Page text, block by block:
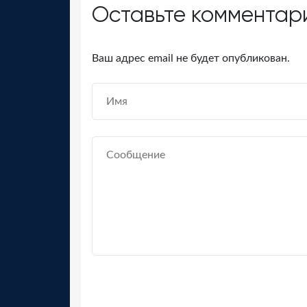
Оставьте
Ваш адрес email не будет опубликован.